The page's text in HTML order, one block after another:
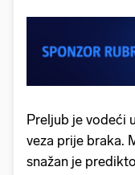
Preljub je vodeći
veza prije braka.
snažan je